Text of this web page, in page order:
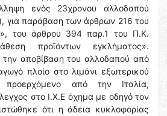
ενός 23χρονου αλλοδαπού
για παράβαση των άρθρων 216 του
του άρθρου 394 παρ.1 του Π.Κ.
προϊόντων εγκλήματος».
αποβίβαση του αλλοδαπού από
πλοίο στο λιμάνι εξωτερικού
προερχόμενο από την Ιταλία,
στο Ι.Χ.Ε όχημα με οδηγό τον
ότι η άδεια κυκλοφορίας